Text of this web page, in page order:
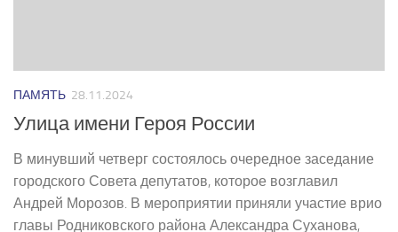
ПАМЯТЬ 28.11.2024
Улица имени Героя России
В минувший четверг состоялось очередное заседание
городского Совета депутатов, которое возглавил
Андрей Морозов. В мероприятии приняли участие врио
главы Родниковского района Александра Суханова,